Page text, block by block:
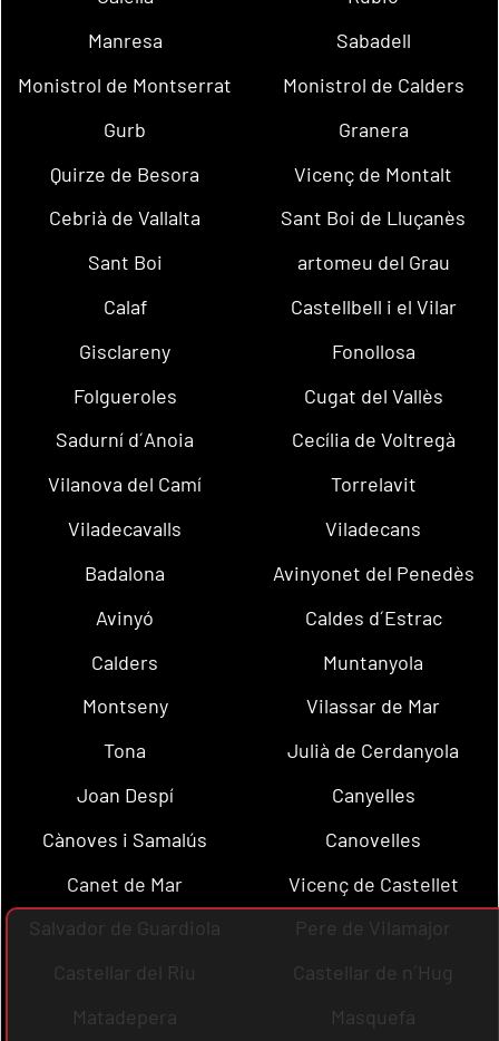
Manresa
Sabadell
Monistrol de Montserrat
Monistrol de Calders
Gurb
Granera
Quirze de Besora
Vicenç de Montalt
Cebrià de Vallalta
Sant Boi de Lluçanès
Sant Boi
artomeu del Grau
Calaf
Castellbell i el Vilar
Gisclareny
Fonollosa
Folgueroles
Cugat del Vallès
Sadurní d´Anoia
Cecília de Voltregà
Vilanova del Camí
Torrelavit
Viladecavalls
Viladecans
Badalona
Avinyonet del Penedès
Avinyó
Caldes d´Estrac
Calders
Muntanyola
Montseny
Vilassar de Mar
Tona
Julià de Cerdanyola
Joan Despí
Canyelles
Cànoves i Samalús
Canovelles
Canet de Mar
Vicenç de Castellet
Salvador de Guardiola
Pere de Vilamajor
Castellar del Riu
Castellar de n´Hug
Matadepera
Masquefa